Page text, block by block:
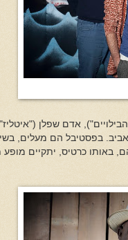
אדם שפלן
אביב. בפסטיבל הם מעלים,
באותו כרטיס, יתקיים מופע